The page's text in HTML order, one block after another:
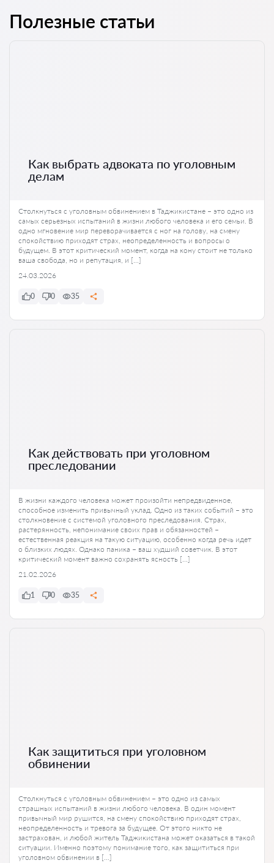
Полезные статьи
Как выбрать адвоката по уголовным
делам
Столкнуться с уголовным обвинением в Таджикистане – это одно из
самых серьезных испытаний в жизни любого человека и его семьи. В
одно мгновение мир переворачивается с ног на голову, на смену
спокойствию приходят страх, неопределенность и вопросы о
будущем. В этот критический момент, когда на кону стоит не только
ваша свобода, но и репутация, и […]
24.03.2026
0 0 35
Как действовать при уголовном
преследовании
В жизни каждого человека может произойти непредвиденное,
способное изменить привычный уклад. Одно из таких событий – это
столкновение с системой уголовного преследования. Страх,
растерянность, непонимание своих прав и обязанностей –
естественная реакция на такую ситуацию, особенно когда речь идет
о близких людях. Однако паника – ваш худший советчик. В этот
критический момент важно сохранять ясность […]
21.02.2026
1 0 35
Как защититься при уголовном
обвинении
Столкнуться с уголовным обвинением – это одно из самых
страшных испытаний в жизни любого человека. В один момент
привычный мир рушится, на смену спокойствию приходят страх,
неопределенность и тревога за будущее. От этого никто не
застрахован, и любой житель Таджикистана может оказаться в такой
ситуации. Именно поэтому понимание того, как защититься при
уголовном обвинении в […]